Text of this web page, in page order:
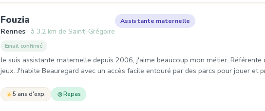
Fouzia , Assistante maternelle à Rennes
Rennes à 3,2 km de Saint-Grégoire
Assistante maternelle
Email confirmé
Je suis assistante maternelle depuis 2006, j'aime beaucoup mon métier. Référente
jeux. J'habite Beauregard avec un accès facile entouré par des parcs pour jouer et
5 ans d'exp. Repas